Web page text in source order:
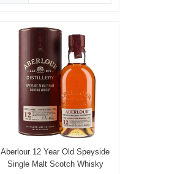
Aberlour 12 Year Old Speyside
Single Malt Scotch Whisky